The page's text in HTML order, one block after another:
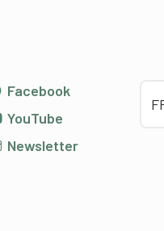
Facebook
YouTube
Newsletter